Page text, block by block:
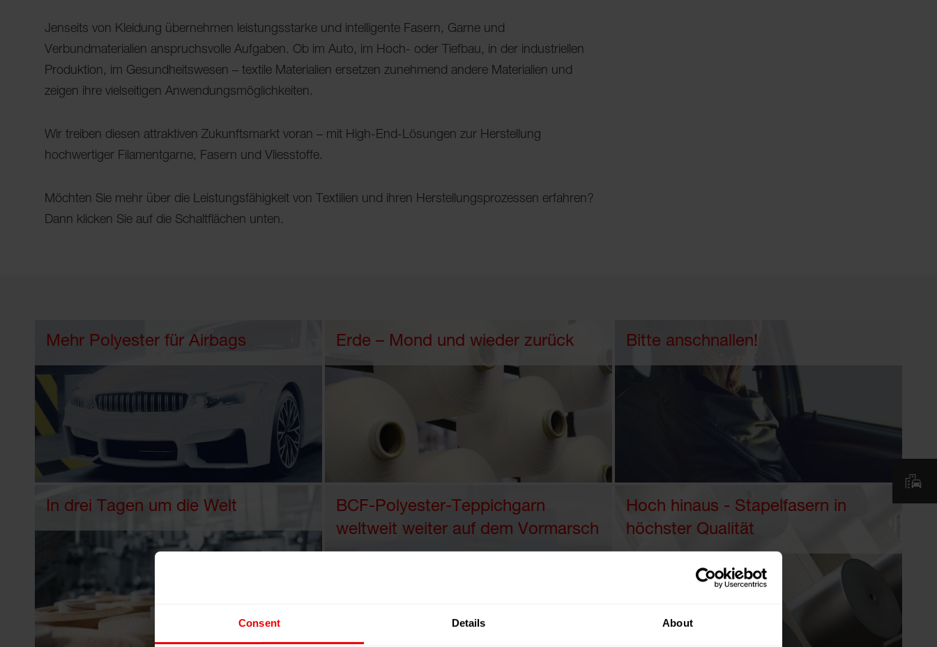
Consent Details About
Jenseits von Kleidung übernehmen leistungsstarke und intelligente Fasern, Garne und
Verbundmaterialien anspruchsvolle Aufgaben. Ob im Auto, im Hoch- oder Tiefbau, in der industriellen
Produktion, im Gesundheitswesen – textile Materialien ersetzen zunehmend andere Materialien und
zeigen ihre vielseitigen Anwendungsmöglichkeiten.
Wir treiben diesen attraktiven Zukunftsmarkt voran – mit High-End-Lösungen zur Herstellung
hochwertiger Filamentgarne, Fasern und Vliesstoffe.
Möchten Sie mehr über die Leistungsfähigkeit von Textilien und ihren Herstellungsprozessen erfahren?
Dann klicken Sie auf die Schaltflächen unten.
Mehr Polyester für Airbags Erde – Mond und wieder zurück Bitte anschnallen!
In drei Tagen um die Welt
BCF-Polyester-Teppichgarn
weltweit weiter auf dem Vormarsch
Hoch hinaus - Stapelfasern in
höchster Qualität